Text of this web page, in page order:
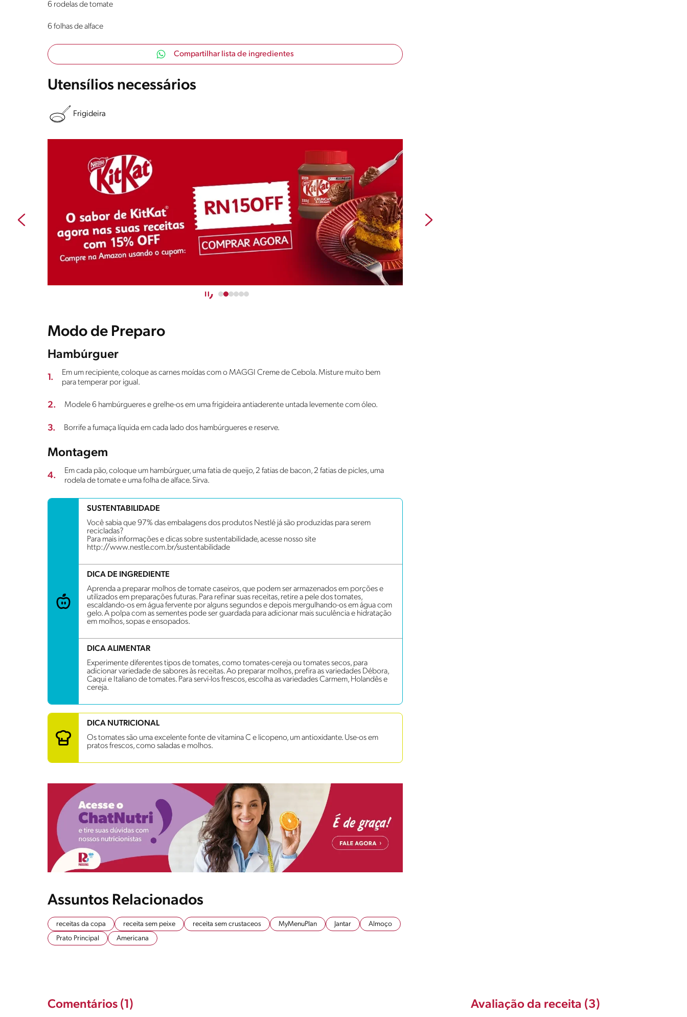
6 rodelas de tomate
6 folhas de alface
Compartilhar lista de ingredientes
Utensílios necessários
Frigideira
Modo de Preparo
Hambúrguer
1.
Em um recipiente, coloque as carnes moídas com o MAGGI Creme de Cebola. Misture muito bem
para temperar por igual.
2. Modele 6 hambúrgueres e grelhe-os em uma frigideira antiaderente untada levemente com óleo.
3. Borrife a fumaça líquida em cada lado dos hambúrgueres e reserve.
Montagem
4.
Em cada pão, coloque um hambúrguer, uma fatia de queijo, 2 fatias de bacon, 2 fatias de picles, uma
rodela de tomate e uma folha de alface. Sirva.
SUSTENTABILIDADE
Você sabia que 97% das embalagens dos produtos Nestlé já são produzidas para serem
recicladas?
Para mais informações e dicas sobre sustentabilidade, acesse nosso site
http://www.nestle.com.br/sustentabilidade
DICA DE INGREDIENTE
Aprenda a preparar molhos de tomate caseiros, que podem ser armazenados em porções e
utilizados em preparações futuras. Para refinar suas receitas, retire a pele dos tomates,
escaldando-os em água fervente por alguns segundos e depois mergulhando-os em água com
gelo. A polpa com as sementes pode ser guardada para adicionar mais suculência e hidratação
em molhos, sopas e ensopados.
DICA ALIMENTAR
Experimente diferentes tipos de tomates, como tomates-cereja ou tomates secos, para
adicionar variedade de sabores às receitas. Ao preparar molhos, prefira as variedades Débora,
Caqui e Italiano de tomates. Para servi-los frescos, escolha as variedades Carmem, Holandês e
cereja.
DICA NUTRICIONAL
Os tomates são uma excelente fonte de vitamina C e licopeno, um antioxidante. Use-os em
pratos frescos, como saladas e molhos.
Assuntos Relacionados
receitas da copa receita sem peixe receita sem crustaceos MyMenuPlan Jantar
Almoço
Prato Principal
Americana
Avaliação da receita (3)
Comentários (1)